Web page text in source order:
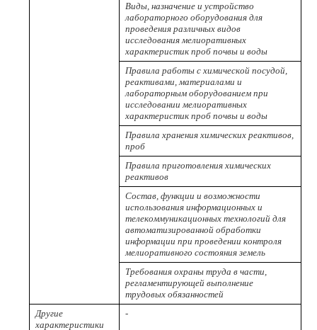
Виды, назначение и устройство
лабораторного оборудования для
проведения различных видов
исследования мелиоративных
характеристик проб почвы и воды
Правила работы с химической посудой,
реактивами, материалами и
лабораторным оборудованием при
исследовании мелиоративных
характеристик проб почвы и воды
Правила хранения химических реактивов,
проб
Правила приготовления химических
реактивов
Состав, функции и возможности
использования информационных и
телекоммуникационных технологий для
автоматизированной обработки
информации при проведении контроля
мелиоративного состояния земель
Требования охраны труда в части,
регламентирующей выполнение
трудовых обязанностей
Другие
характеристики
-